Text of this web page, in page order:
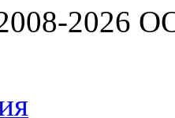
2026